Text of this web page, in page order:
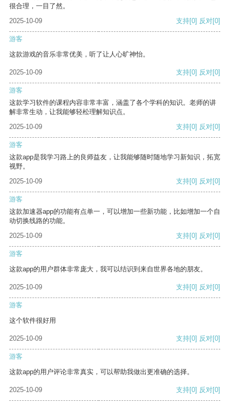
很合理，一目了然。
2025-10-09
支持[0] 反对[0]
游客
这款游戏的音乐非常优美，听了让人心旷神怡。
2025-10-09 支持[0] 反对[0]
游客
这款学习软件的课程内容非常丰富，涵盖了各个学科的知识。老师的讲
解非常生动，让我能够轻松理解知识点。
2025-10-09
支持[0] 反对[0]
游客
这款app是我学习路上的良师益友，让我能够随时随地学习新知识，拓宽
视野。
2025-10-09
支持[0] 反对[0]
游客
这款加速器app的功能有点单一，可以增加一些新功能，比如增加一个自
动切换线路的功能。
2025-10-09
支持[0] 反对[0]
游客
这款app的用户群体非常庞大，我可以结识到来自世界各地的朋友。
2025-10-09 支持[0] 反对[0]
游客
这个软件很好用
2025-10-09 支持[0] 反对[0]
游客
这款app的用户评论非常真实，可以帮助我做出更准确的选择。
2025-10-09 支持[0] 反对[0]